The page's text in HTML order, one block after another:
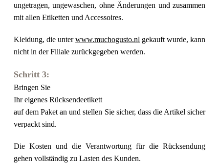
ungetragen, ungewaschen, ohne Änderungen und zusammen
mit allen Etiketten und Accessoires.
Kleidung, die unterwww.muchogusto.nl gekauft wurde, kann
nicht in der Filiale zurückgegeben werden.
Schritt 3:
Bringen Sie
Ihr eigenes Rücksendeetikett
auf dem Paket an und stellen Sie sicher, dass die Artikel sicher
verpackt sind.
Die Kosten und die Verantwortung für die Rücksendung
gehen vollständig zu Lasten des Kunden.